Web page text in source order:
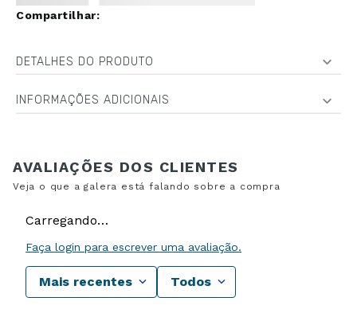
DETALHES DO PRODUTO
INFORMAÇÕES ADICIONAIS
Carregando…
Faça login para escrever uma avaliação.
Mais recentes Todos